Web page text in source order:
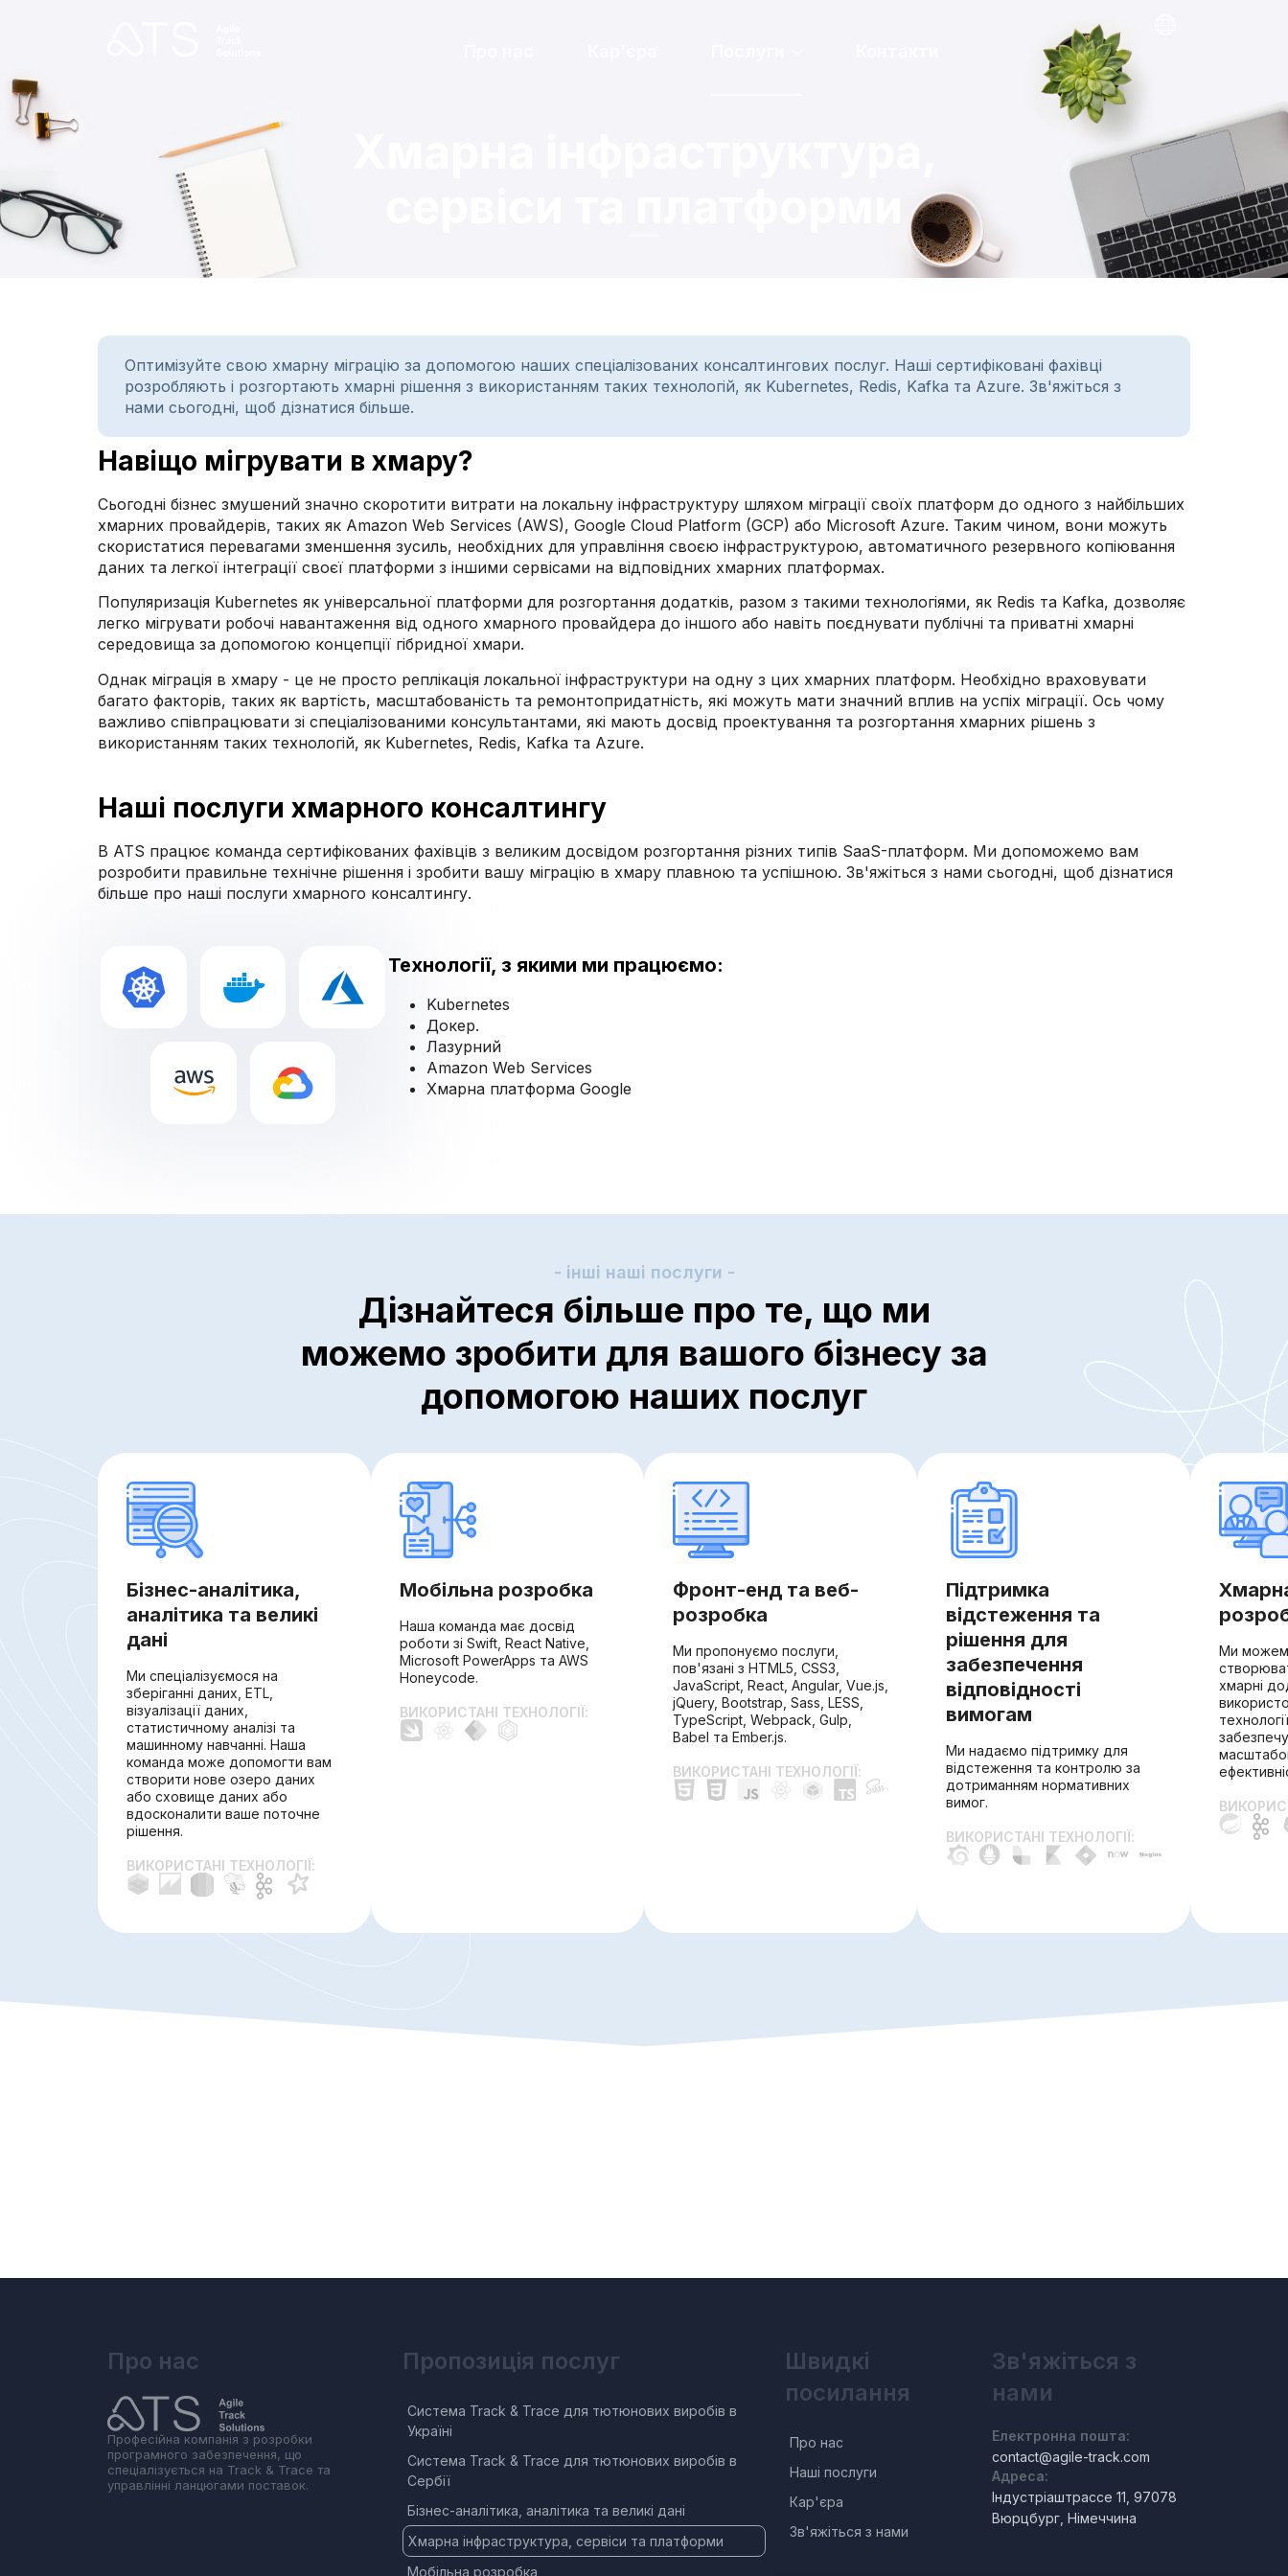
Оптимізуйте свою хмарну міграцію за допомогою наших спеціалізованих консалтингових послуг. Наші сертифіковані фахівці
розробляють і розгортають хмарні рішення з використанням таких технологій, як Kubernetes, Redis, Kafka та Azure. Зв'яжіться з
нами сьогодні, щоб дізнатися більше.
Навіщо мігрувати в хмару?
Сьогодні бізнес змушений значно скоротити витрати на локальну інфраструктуру шляхом міграції своїх платформ до одного з найбільших
хмарних провайдерів, таких як Amazon Web Services (AWS), Google Cloud Platform (GCP) або Microsoft Azure. Таким чином, вони можуть
скористатися перевагами зменшення зусиль, необхідних для управління своєю інфраструктурою, автоматичного резервного копіювання
даних та легкої інтеграції своєї платформи з іншими сервісами на відповідних хмарних платформах.
Популяризація Kubernetes як універсальної платформи для розгортання додатків, разом з такими технологіями, як Redis та Kafka, дозволяє
легко мігрувати робочі навантаження від одного хмарного провайдера до іншого або навіть поєднувати публічні та приватні хмарні
середовища за допомогою концепції гібридної хмари.
Однак міграція в хмару - це не просто реплікація локальної інфраструктури на одну з цих хмарних платформ. Необхідно враховувати
багато факторів, таких як вартість, масштабованість та ремонтопридатність, які можуть мати значний вплив на успіх міграції. Ось чому
важливо співпрацювати зі спеціалізованими консультантами, які мають досвід проектування та розгортання хмарних рішень з
використанням таких технологій, як Kubernetes, Redis, Kafka та Azure.
Наші послуги хмарного консалтингу
В ATS працює команда сертифікованих фахівців з великим досвідом розгортання різних типів SaaS-платформ. Ми допоможемо вам
розробити правильне технічне рішення і зробити вашу міграцію в хмару плавною та успішною. Зв'яжіться з нами сьогодні, щоб дізнатися
більше про наші послуги хмарного консалтингу.
Технології, з якими ми працюємо:
Kubernetes
Докер.
Лазурний
Amazon Web Services
Хмарна платформа Google
- інші наші послуги -
Дізнайтеся більше про те, що ми
можемо зробити для вашого бізнесу за
допомогою наших послуг
Бізнес-аналітика,
аналітика та великі
дані
Ми спеціалізуємося на
зберіганні даних, ETL,
візуалізації даних,
статистичному аналізі та
машинному навчанні. Наша
команда може допомогти вам
створити нове озеро даних
або сховище даних або
вдосконалити ваше поточне
рішення.
ВИКОРИСТАНІ ТЕХНОЛОГІЇ:
Мобільна розробка
Наша команда має досвід
роботи зі Swift, React Native,
Microsoft PowerApps та AWS
Honeycode.
ВИКОРИСТАНІ ТЕХНОЛОГІЇ:
Фронт-енд та веб-
розробка
Ми пропонуємо послуги,
пов'язані з HTML5, CSS3,
JavaScript, React, Angular, Vue.js,
jQuery, Bootstrap, Sass, LESS,
TypeScript, Webpack, Gulp,
Babel та Ember.js.
ВИКОРИСТАНІ ТЕХНОЛОГІЇ:
Підтримка
відстеження та
рішення для
забезпечення
відповідності
вимогам
Ми надаємо підтримку для
відстеження та контролю за
дотриманням нормативних
вимог.
ВИКОРИСТАНІ ТЕХНОЛОГІЇ:
Ми
хмарні
Про нас
Професійна компанія з розробки
програмного забезпечення, що
спеціалізується на Track & Trace та
управлінні ланцюгами поставок.
Пропозиція послуг
Система Track & Trace для тютюнових виробів в
Україні
Система Track & Trace для тютюнових виробів в
Сербії
Бізнес-аналітика, аналітика та великі дані
Хмарна інфраструктура, сервіси та платформи
Мобільна розробка
Швидкі
посилання
Про нас
Наші послуги
Кар'єра
Зв'яжіться з нами
Зв'яжіться з
нами
Електронна пошта:
contact@agile-track.com
Адреса:
Індустріаштрассе 11, 97078
Вюрцбург, Німеччина